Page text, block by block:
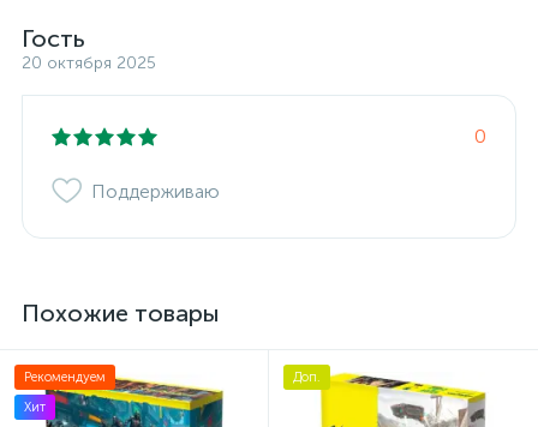
Гость
20 октября 2025
0
Поддерживаю
Похожие товары
Рекомендуем
Хит
Доп.